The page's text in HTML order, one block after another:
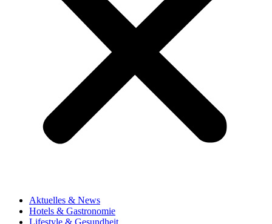
Aktuelles & News
Hotels & Gastronomie
Lifestyle & Gesundheit